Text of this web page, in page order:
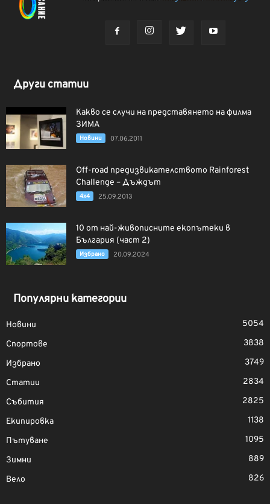
Други статии
Какво се случи на представянето на филма
ЗИМА
Новини 07.06.2011
Off-road предизвикателството Rainforest
Challenge – Дъждът
4x4 25.09.2013
10 от най-живописните екопътеки в
България (част 2)
Избрано 20.09.2024
Популярни категории
Новини
5054
Спортове
3838
Избрано
3749
Статии
2834
Събития
2825
Екипировка
1138
Пътуване
1095
Зимни
889
Вело
826